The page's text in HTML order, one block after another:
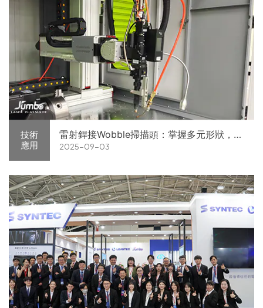
技術
應用
雷射銲接Wobble掃描頭：掌握多元形狀，提
升銲接效能
2025-09-03